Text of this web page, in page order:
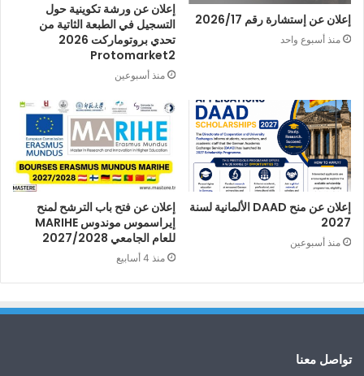
إعلان عن إستشارة رقم 2026/17
منذ أسبوع واحد
إعلان عن ورشة تكوينية حول
التسجيل في الطبعة الثاتية من
تحدي بروتوماركت 2026
Protomarket2
منذ أسبوعين
إعلان عن منح DAAD الألمانية لسنة
2027
منذ أسبوعين
إعلان عن فتح باب الترشح لمنح
إيراسموس موندوس MARIHE
للعام الجامعي 2027/2028
منذ 4 أسابيع
تواصل معنا